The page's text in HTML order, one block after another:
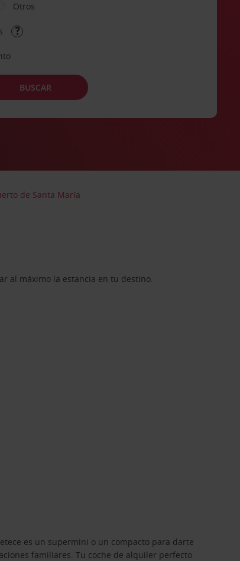
Otros
BUSCAR
de Santa María
al máximo la estancia en tu destino.
es un supermini o un compacto para darte
familiares. Tu coche de alquiler perfecto